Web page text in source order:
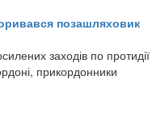
позашляховик
заходів по протидії
прикордонники